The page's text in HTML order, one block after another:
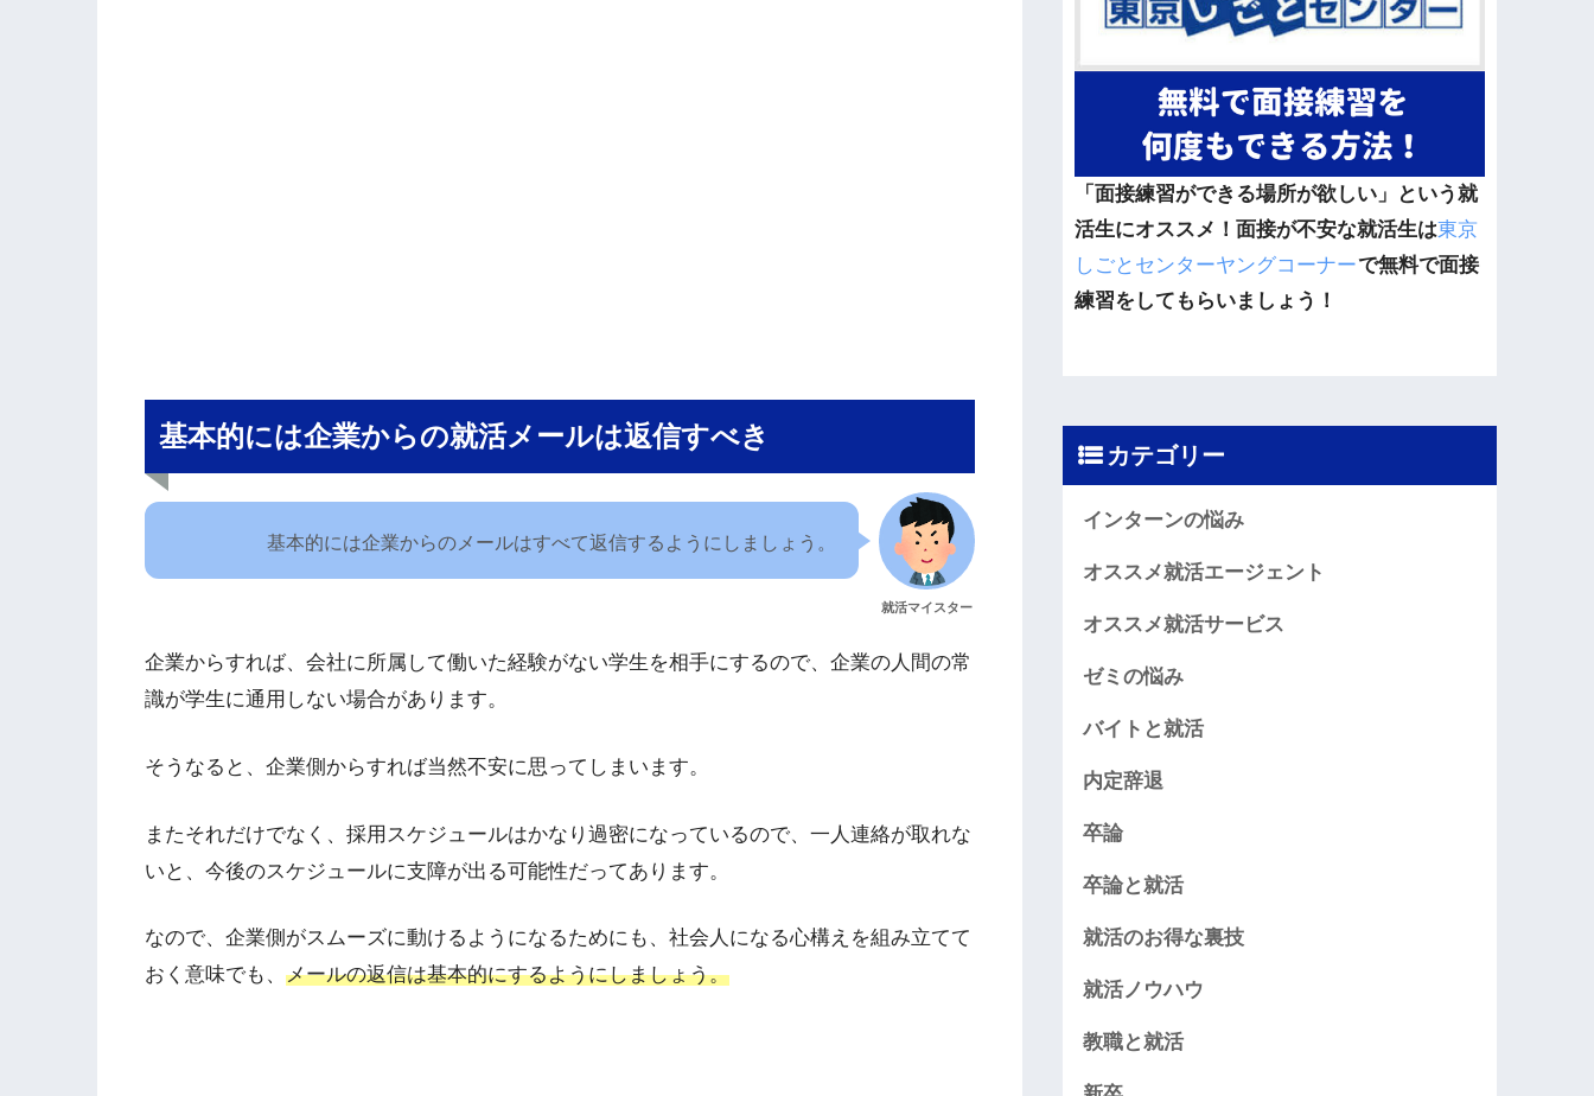
基本的には企業からの就活メールは返信すべき
就活マイスター
基本的には企業からのメールはすべて返信するようにしましょう。
企業からすれば、会社に所属して働いた経験がない学生を相手にするので、企業の人間の常
識が学生に通用しない場合があります。
そうなると、企業側からすれば当然不安に思ってしまいます。
またそれだけでなく、採用スケジュールはかなり過密になっているので、一人連絡が取れな
いと、今後のスケジュールに支障が出る可能性だってあります。
なので、企業側がスムーズに動けるようになるためにも、社会人になる心構えを組み立てて
おく意味でも、 メールの返信は基本的にするようにしましょう。
「面接練習ができる場所が欲しい」という就
活生にオススメ！面接が不安な就活生は東京
しごとセンターヤングコーナーで無料で面接
練習をしてもらいましょう！
カテゴリー
インターンの悩み
オススメ就活エージェント
オススメ就活サービス
ゼミの悩み
バイトと就活
内定辞退
卒論
卒論と就活
就活のお得な裏技
就活ノウハウ
教職と就活